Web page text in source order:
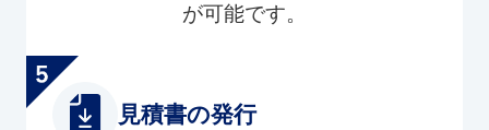
が可能です。
見積書の発行